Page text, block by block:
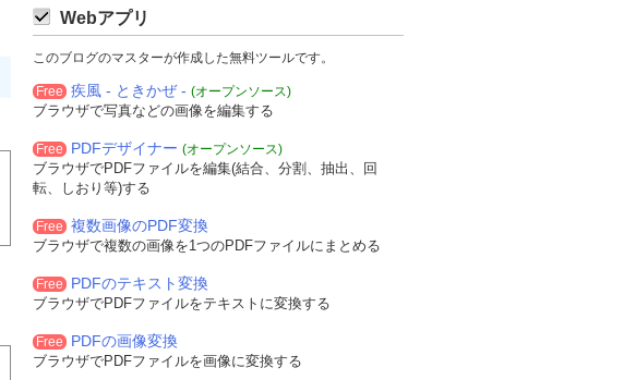
Webアプリ
このブログのマスターが作成した無料ツールです。
Free 疾風 - ときかぜ - (オープンソース)
ブラウザで写真などの画像を編集する
Free PDFデザイナー (オープンソース)
ブラウザでPDFファイルを編集(結合、分割、抽出、回
転、しおり等)する
Free 複数画像のPDF変換
ブラウザで複数の画像を1つのPDFファイルにまとめる
Free PDFのテキスト変換
ブラウザでPDFファイルをテキストに変換する
Free PDFの画像変換
ブラウザでPDFファイルを画像に変換する